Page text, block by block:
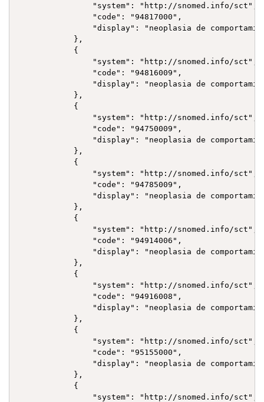
                "system": "http://snomed.info/sct",
                "code": "94817000",
"display": "neoplasia de
            },
            {
                "system": "http://snomed.info/sct",
                "code": "94816009",
"display": "neoplasia de
            },
            {
                "system": "http://snomed.info/sct",
                "code": "94750009",
"display": "neoplasia de
            },
            {
                "system": "http://snomed.info/sct",
                "code": "94785009",
"display": "neoplasia de
            },
            {
                "system": "http://snomed.info/sct",
                "code": "94914006",
"display": "neoplasia de
            },
            {
                "system": "http://snomed.info/sct",
                "code": "94916008",
"display": "neoplasia de
            },
            {
                "system": "http://snomed.info/sct",
                "code": "95155000",
"display": "neoplasia de
            },
            {
                "system": "http://snomed.info/sct",